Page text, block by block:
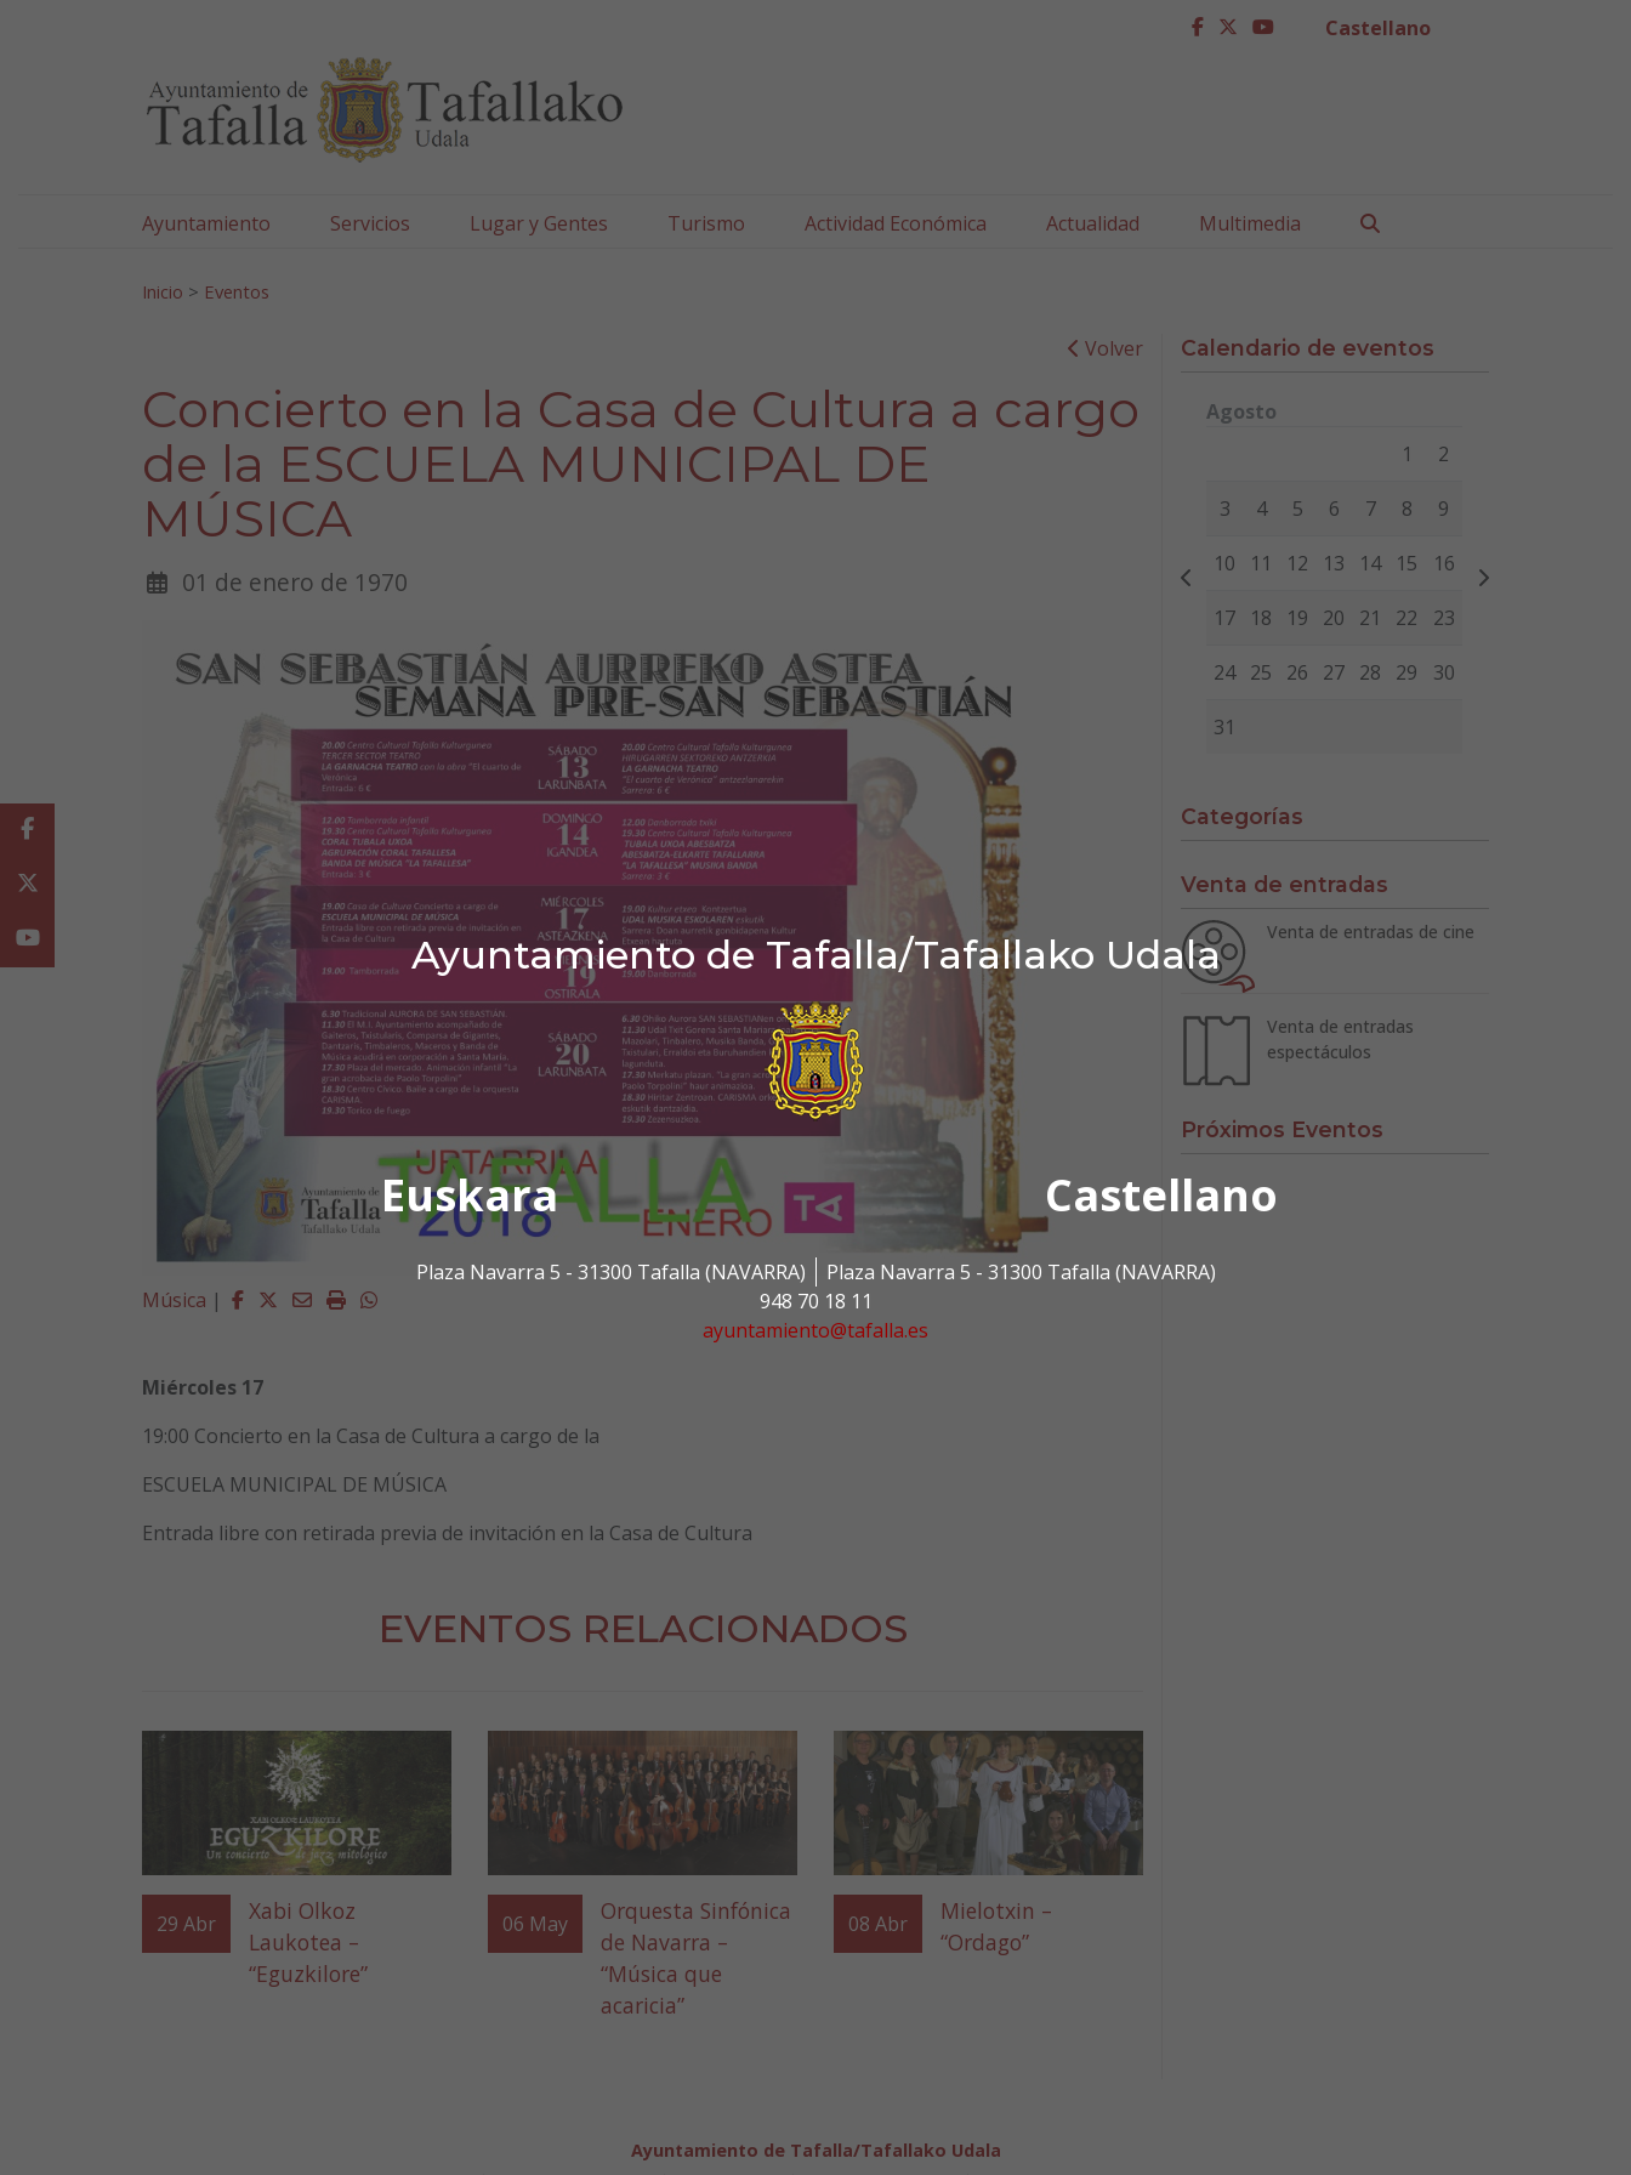
Ayuntamiento de Tafalla/Tafallako Udala
Euskara Castellano
Plaza Navarra 5 - 31300 Tafalla (NAVARRA)
Plaza Navarra 5 - 31300 Tafalla (NAVARRA)
948 70 18 11
ayuntamiento@tafalla.es
facebook
twitter
youtubeCastellano
Ayuntamiento Servicios Lugar y Gentes Turismo Actividad Económica Actualidad Multimedia
Inicio > Eventos
Volver
Concierto en la Casa de Cultura a cargo
de la ESCUELA MUNICIPAL DE
MÚSICA
01 de enero de 1970
Música | Facebook
Twitter
EmailImprimirWhatsapp
Miércoles 17
19:00 Concierto en la Casa de Cultura a cargo de la
ESCUELA MUNICIPAL DE MÚSICA
Entrada libre con retirada previa de invitación en la Casa de Cultura
EVENTOS RELACIONADOS
29 Abr
Xabi Olkoz
Laukotea –
“Eguzkilore”
06 May
Orquesta Sinfónica
de Navarra –
“Música que
acaricia”
08 Abr
Mielotxin –
“Ordago”
Calendario de eventos
Agosto
Miércoles Jueves
1 2
3 4 5 6 7 8 9
10 11 12 13 14 15 16
17 18 19 20 21 22 23
24 25 26 27 28 29 30
31
Categorías
Venta de entradas
Venta de entradas de cine
Venta de entradas
espectáculos
Próximos Eventos
Facebook
Youtube
Ayuntamiento de Tafalla/Tafallako Udala